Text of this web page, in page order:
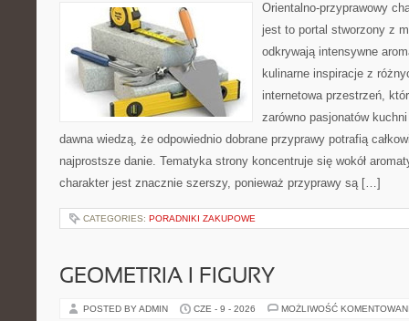
Orientalno-przyprawowy
jest to portal stworzony z
odkrywają intensywne
kulinarne inspiracje z
internetowa przestrzeń,
zarówno pasjonatów
dawna wiedzą, że odpowiednio dobrane przyprawy potrafią
najprostsze danie. Tematyka strony koncentruje się wokół
charakter jest znacznie szerszy, ponieważ przyprawy są […]
CATEGORIES: PORADNIKI ZAKUPOWE
GEOMETRIA I FIGURY
POSTED BY ADMIN CZE - 9 - 2026 MOŻLIWOŚĆ